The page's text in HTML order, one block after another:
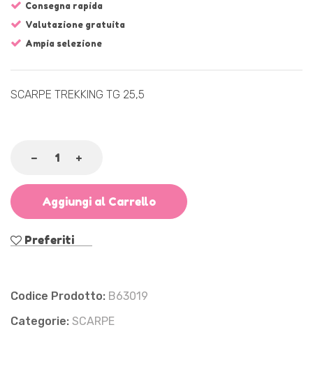
Consegna rapida
Valutazione gratuita
Ampia selezione
SCARPE TREKKING TG 25,5
Aggiungi al Carrello
Preferiti
Codice Prodotto: B63019
Categorie: SCARPE